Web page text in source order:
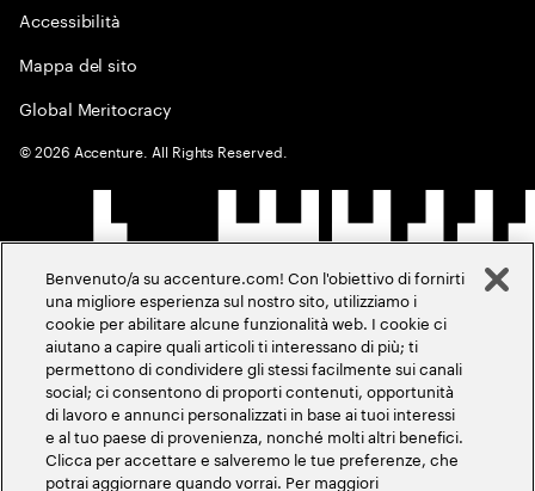
Accessibilità
Mappa del sito
Global Meritocracy
©2026 Accenture. All Rights Reserved.
Benvenuto/a su accenture.com! Con l'obiettivo di fornirti
una migliore esperienza sul nostro sito, utilizziamo i
cookie per abilitare alcune funzionalità web. I cookie ci
aiutano a capire quali articoli ti interessano di più; ti
permettono di condividere gli stessi facilmente sui canali
social; ci consentono di proporti contenuti, opportunità
di lavoro e annunci personalizzati in base ai tuoi interessi
e al tuo paese di provenienza, nonché molti altri benefici.
Clicca per accettare e salveremo le tue preferenze, che
potrai aggiornare quando vorrai. Per maggiori